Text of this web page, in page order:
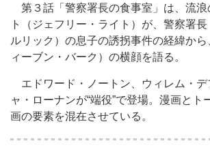
第３話「警察署長の食事室」は、流浪
ト（ジェフリー・ライト）が、警察署
ルリック）の息子の誘拐事件の経緯か
ィーブン・バーク）の横顔を語る。
エドワード・ノートン、ウィレム・デ
ャ・ローナンが“端役”で登場。漫画とト
画の要素を混在させている。